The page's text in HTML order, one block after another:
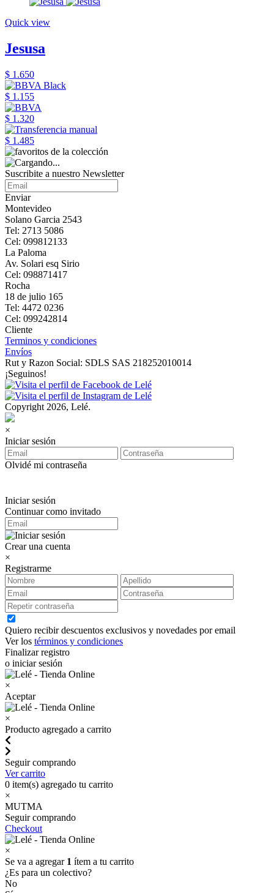
Quick view
Jesusa
$ 1.650
$ 1.155
$ 1.320
$ 1.485
Suscribite a nuestro Newsletter
Enviar
Montevideo
Solano Garcia 2543
Tel: 2713 5086
Cel: 099812133
La Paloma
Av. Solari esq Sirio
Cel: 098871417
Rocha
18 de julio 165
Tel: 4472 0236
Cel: 099242814
Cliente
Terminos y condiciones
Envíos
Rut y Razon Social: SDLS SAS 218252010014
¡Seguinos!
Copyright 2026, Lelé.
×
Iniciar sesión
Olvidé mi contraseña
Iniciar sesión
Continuar como invitado
Crear una cuenta
×
Registrarme
Quiero recibir descuentos exclusivos y novedades por email
Ver los términos y condiciones
Finalizar registro
o iniciar sesión
×
Aceptar
×
Producto agregado a carrito
Seguir comprando
Ver carrito
0 item(s) agregado tu carrito
×
MUTMA
Seguir comprando
Checkout
×
Se va a agregar 1 ítem a tu carrito
¿Es para un colectivo?
No